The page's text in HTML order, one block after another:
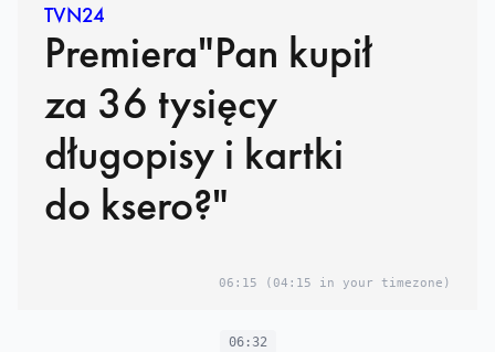
TVN24
Premiera"Pan kupił
za 36 tysięcy
długopisy i kartki
do ksero?"
06:15 (04:15 in your timezone)
06:32